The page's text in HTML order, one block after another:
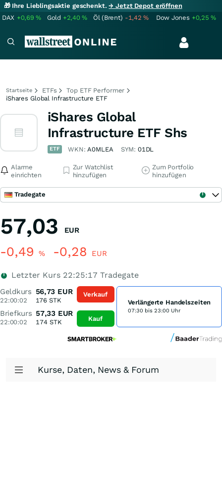
🎁 Ihre Lieblingsaktie geschenkt.→ Jetzt Depot eröffnen
DAX +0,69% Gold +2,40% Öl (Brent) -1,42% Dow Jones +0,25%
Startseite ETFs
Top ETF Performer
iShares Global Infrastructure ETF
iShares Global
Infrastructure ETF Shs
ETF WKN:A0MLEA SYM: 01DL
Alarme
einrichten
Zur Watchlist
hinzufügen
Zum Portfolio
hinzufügen
Tradegate
57,03 EUR
-0,49 % -0,28 EUR
Letzter Kurs 22:25:17 Tradegate
Geldkurs
22:00:02
56,73 EUR
176 STK
Briefkurs
22:00:02
57,33 EUR
174STK
Verkauf
Kauf
Verlängerte Handelszeiten
07:30 bis 23:00 Uhr
Kurse, Daten, News & Forum